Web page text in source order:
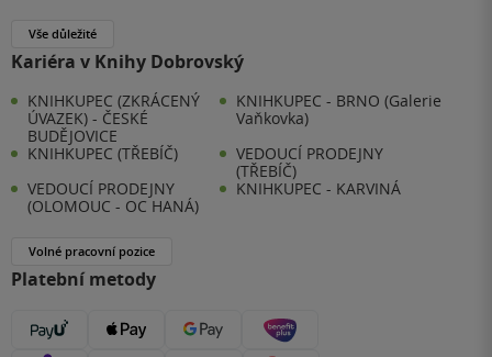
Vše důležité
Kariéra v Knihy Dobrovský
KNIHKUPEC (ZKRÁCENÝ
ÚVAZEK) - ČESKÉ
BUDĚJOVICE
KNIHKUPEC - BRNO (Galerie
Vaňkovka)
KNIHKUPEC (TŘEBÍČ)
VEDOUCÍ PRODEJNY
(TŘEBÍČ)
VEDOUCÍ PRODEJNY
(OLOMOUC - OC HANÁ)
KNIHKUPEC - KARVINÁ
Volné pracovní pozice
Platební metody